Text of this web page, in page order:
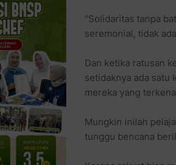
“Solidaritas tanpa
seremonial, tidak
Dan ketika ratusan
setidaknya ada satu
mereka yang
Mungkin inilah
tunggu bencana